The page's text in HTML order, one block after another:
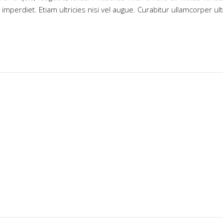
Etiam ultricies nisi vel augue. Curabitur ullamcorper